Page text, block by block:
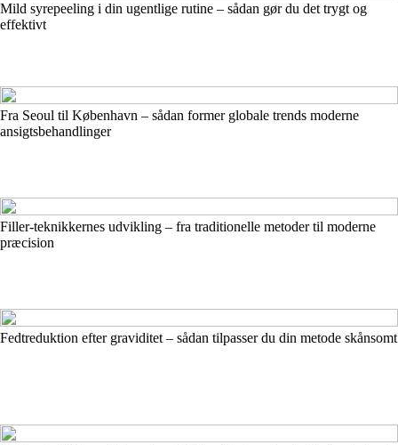
Mild syrepeeling i din ugentlige rutine – sådan gør du det trygt og
effektivt
Fra Seoul til København – sådan former globale trends moderne
ansigtsbehandlinger
Filler-teknikkernes udvikling – fra traditionelle metoder til moderne
præcision
Fedtreduktion efter graviditet – sådan tilpasser du din metode skånsomt